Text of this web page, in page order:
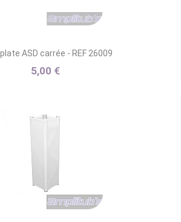
ASD carrée - REF 26009
5,00 €